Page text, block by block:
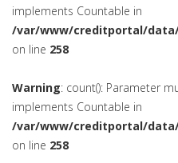
implements Countable in
/var/www/creditportal/
on line 258
Warning: count(): Parameter
implements Countable in
/var/www/creditportal/
on line 258